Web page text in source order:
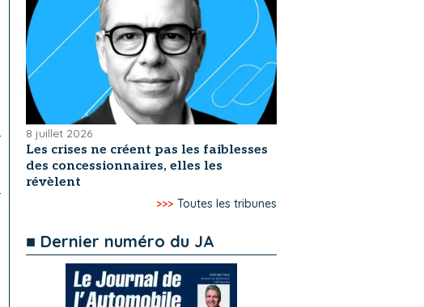
8 juillet 2026
Les crises ne créent pas les faiblesses
des concessionnaires, elles les
révèlent
>>> Toutes les tribunes
■ Dernier numéro du JA